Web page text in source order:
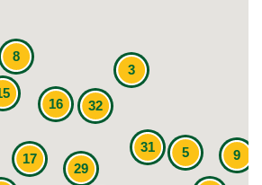
31
32
29
17
8
16
9
3
5